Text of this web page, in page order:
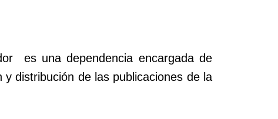
es una dependencia encargada de
distribución de las publicaciones de la